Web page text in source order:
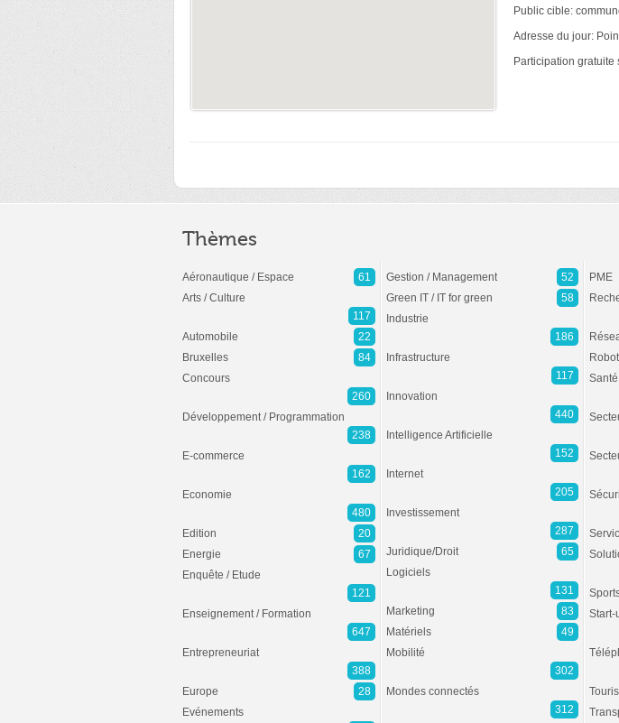
Public cible:
Adresse du jour:
Participation
Thèmes
Aéronautique / Espace
61
Arts / Culture
117
Automobile
22
Bruxelles
84
Concours
260
Développement / Programmation
238
E-commerce
162
Economie
480
Edition
20
Energie
67
Enquête / Etude
121
Enseignement / Formation
647
Entrepreneuriat
388
Europe
28
Evénements
Gestion / Management
52
Green IT / IT for green
58
Industrie
186
Infrastructure
117
Innovation
440
Intelligence Artificielle
152
Internet
205
Investissement
287
Juridique/Droit
65
Logiciels
131
Marketing
83
Matériels
49
Mobilité
302
Mondes connectés
312
PME
Start-